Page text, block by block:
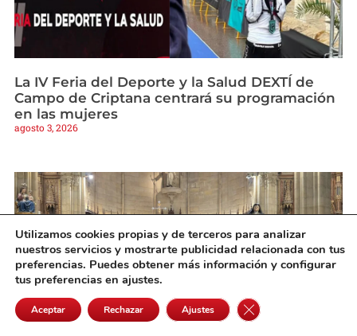
La IV Feria del Deporte y la Salud DEXTÍ de
Campo de Criptana centrará su programación
en las mujeres
agosto 3, 2026
Utilizamos cookies propias y de terceros para analizar
nuestros servicios y mostrarte publicidad relacionada con tus
preferencias. Puedes obtener más información y configurar
tus preferencias en ajustes.
Aceptar Rechazar Ajustes Cerrar el banner de